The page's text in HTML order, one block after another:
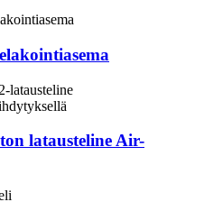
latausteline Air-